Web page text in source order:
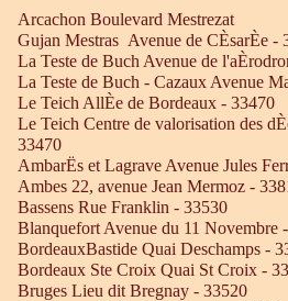
Arcachon Boulevard Mestrezat
Gujan Mestras Avenue de CÈsarÈe -
La Teste de Buch Avenue de
La Teste de Buch - Cazaux Avenue
Le Teich AllÈe de Bordeaux - 33470
Le Teich Centre de valorisation des
33470
AmbarËs et Lagrave Avenue Jules
Ambes 22, avenue Jean Mermoz -
Bassens Rue Franklin - 33530
Blanquefort Avenue du 11 Novembre
BordeauxBastide Quai Deschamps -
Bordeaux Ste Croix Quai St Croix -
Bruges Lieu dit Bregnay - 33520